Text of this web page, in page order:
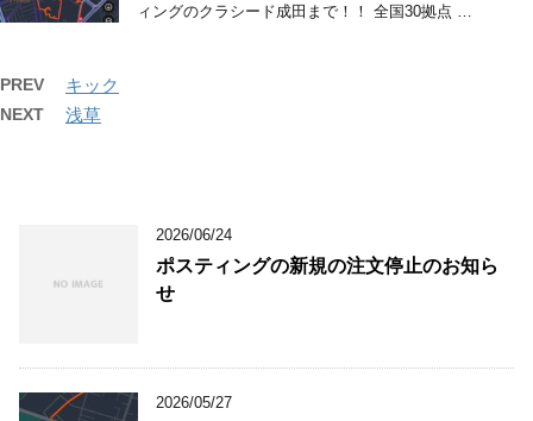
ィングのクラシード成田まで！！ 全国30拠点 …
PREV キック
NEXT 浅草
2026/06/24
ポスティングの新規の注文停止のお知ら
せ
2026/05/27